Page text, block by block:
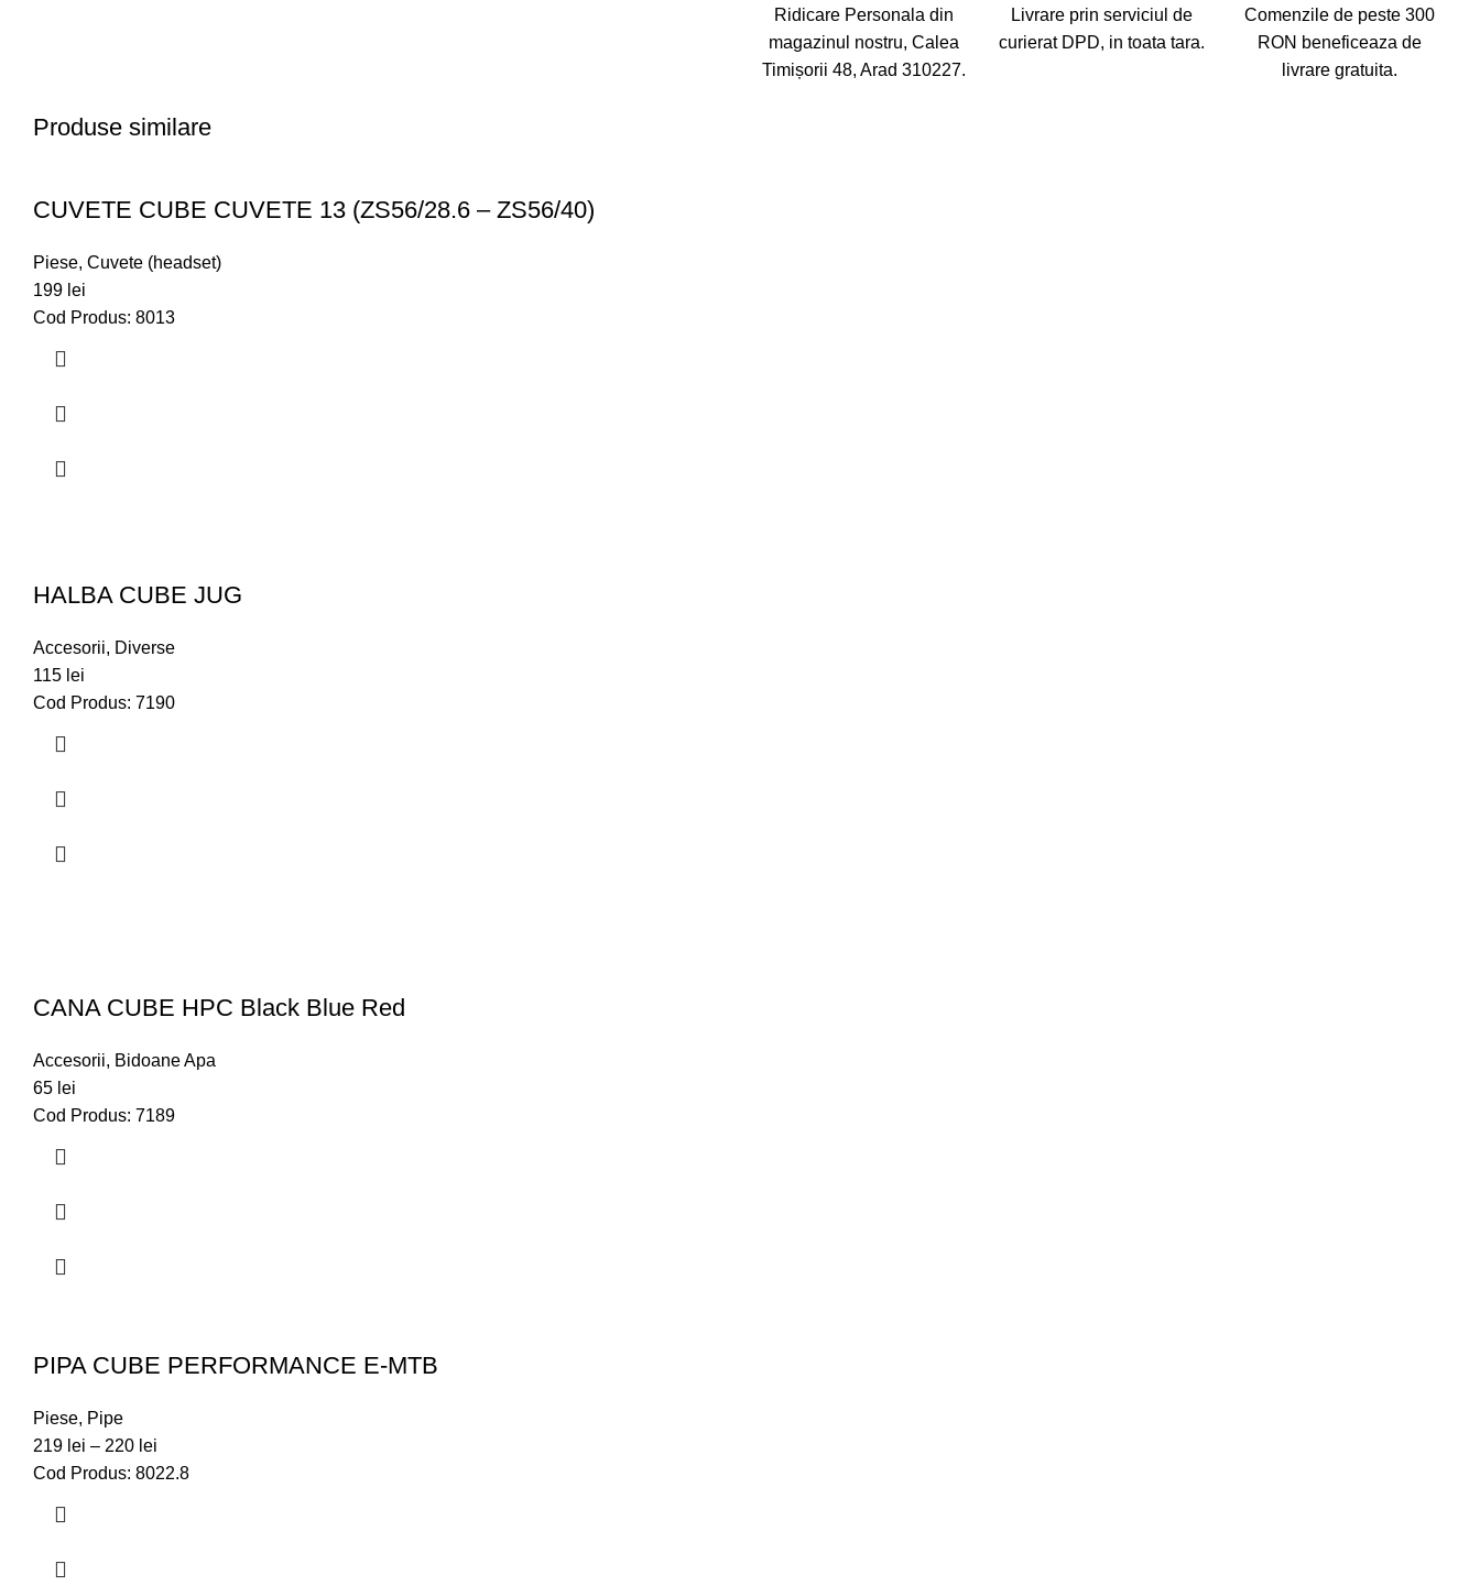
Ridicare Personala din
magazinul nostru, Calea
Timișorii 48, Arad 310227.
Livrare prin serviciul de
curierat DPD, in toata tara.
Comenzile de peste 300
RON beneficeaza de
livrare gratuita.
Produse similare
CUVETE CUBE CUVETE 13 (ZS56/28.6 – ZS56/40)
Piese, Cuvete (headset)
199 lei
Cod Produs: 8013
HALBA CUBE JUG
Accesorii, Diverse
115 lei
Cod Produs: 7190
CANA CUBE HPC Black Blue Red
Accesorii, Bidoane Apa
65 lei
Cod Produs: 7189
PIPA CUBE PERFORMANCE E-MTB
Piese, Pipe
219 lei – 220 lei
Cod Produs: 8022.8